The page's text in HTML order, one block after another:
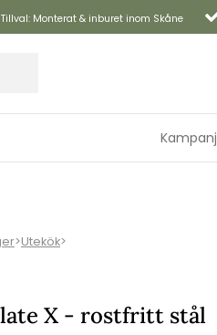
Tillval: Monterat & inburet inom Skåne
Kampanj
>Utekök>
X - rostfritt stål